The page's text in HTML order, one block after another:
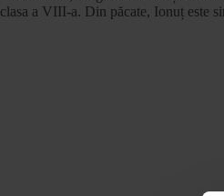
clasa a VIII-a. Din păcate, Ionuț este